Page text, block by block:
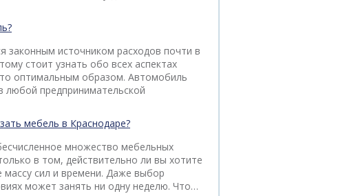
законным источником расходов почти в
стоит узнать обо всех аспектах
оптимальным образом. Автомобиль
любой предпринимательской
мебель в Краснодаре?
множество мебельных
в том, действительно ли вы хотите
массу сил и времени. Даже выбор
может занять ни одну неделю. Что…